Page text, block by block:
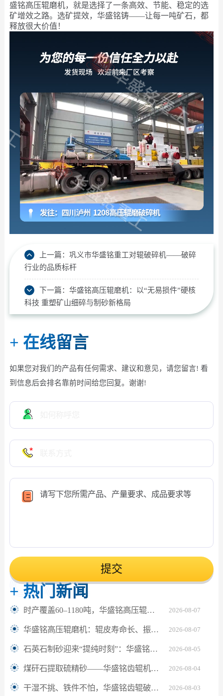
盛铭高压辊磨机，就是选择了一条高效、节能、稳定的选
矿增效之路。选矿提效，华盛铭铸——让每一吨矿石，都
释放很大价值！
上一篇： 巩义市华盛铭重工对辊破碎机——破碎
行业的品质标杆
下一篇： 华盛铭高压辊磨机：以“无易损件”硬核
科技 重塑矿山细碎与制砂新格局
+ 在线留言
如果您对我们的产品有任何需求、建议和意见，请您留言! 看
到信息后会排名靠前时间给您回复。谢谢!
提交
+ 热门新闻
2026-08-07
时产覆盖60–1180吨，华盛铭高压辊磨机轻松应对鹅卵石制砂
2026-08-07
华盛铭高压辊磨机：辊皮寿命长、振动小，满足水泥熟料24小时连续粉磨
2026-08-05
石英石制砂迎来“提纯时刻”：华盛铭对辊机如何坐稳高纯砂生产C位？
2026-08-04
煤矸石提取硫精砂——华盛铭齿辊机助解离更充分
2026-08-03
干湿不挑、铁件不怕，华盛铭齿辊破碎机让陶瓷固废回收更省心